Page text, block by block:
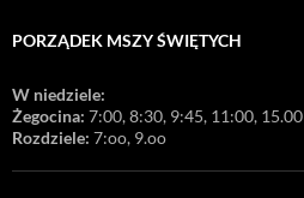
PORZĄDEK MSZY ŚWIĘTYCH
W niedziele:
Żegocina: 7:00, 8:30, 9:45, 11:00, 15.00
Rozdziele: 7:oo, 9.oo